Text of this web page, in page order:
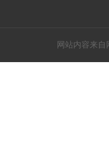
网站内容来